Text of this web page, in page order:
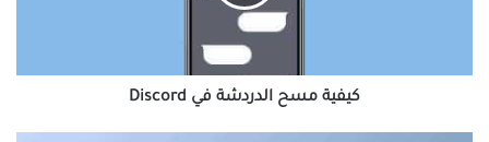
كيفية مسح الدردشة في Discord